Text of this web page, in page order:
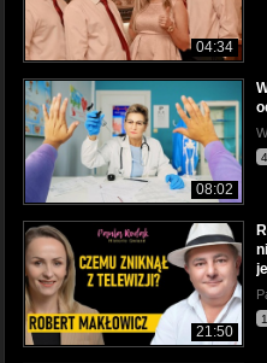
04:34
08:02
21:50